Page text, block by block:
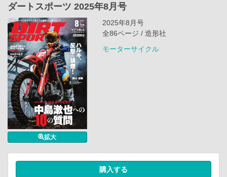
ダートスポーツ 2025年8月号
拡大
2025年8月号
全86ページ / 造形社
モーターサイクル
購入する